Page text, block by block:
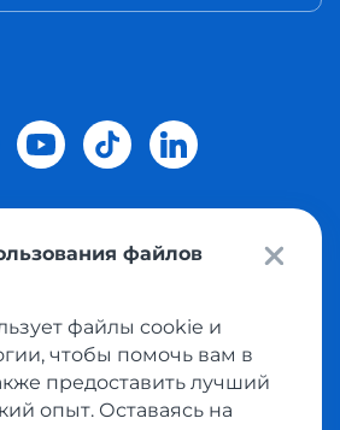
доставка покупок с интернет
Украину.
конфиденциальности
оферта
файлов
файлы cookie и
чтобы помочь вам в
предоставить лучший
опыт. Оставаясь на